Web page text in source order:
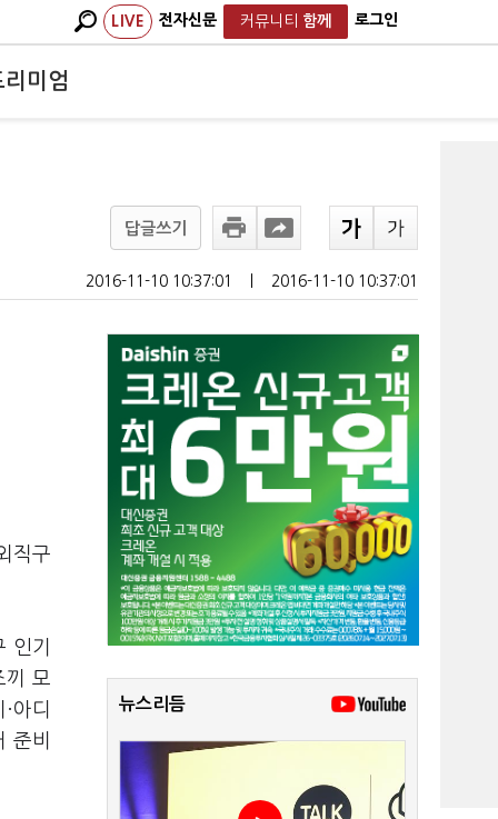
LIVE 전자신문 커뮤니티 함께 로그인
리미엄
답글쓰기
2016-11-10 10:37:01 2016-11-10 10:37:01
직구
인기
끼 모
아디
준비
뉴스리듬